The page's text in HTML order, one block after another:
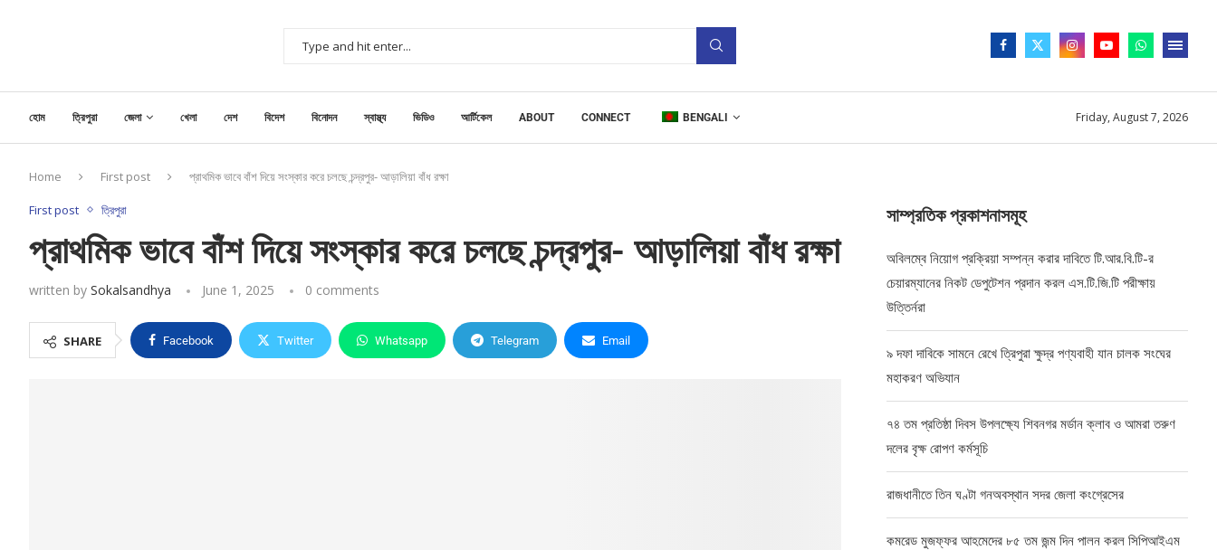
হোম ত্রিপুরা জেলা খেলা দেশ বিদেশ বিনোদন স্বাস্থ্য ভিডিও আর্টিকেল ABOUT CONNECT BENGALI Friday, August 7, 2026
Home First post প্রাথমিক ভাবে বাঁশ দিয়ে সংস্কার করে চলছে চন্দ্রপুর- আড়ালিয়া বাঁধ রক্ষা
First post ত্রিপুরা
প্রাথমিক ভাবে বাঁশ দিয়ে সংস্কার করে চলছে চন্দ্রপুর- আড়ালিয়া বাঁধ রক্ষা
written by Sokalsandhya June 1, 2025 0 comments
SHARE Facebook Twitter Whatsapp Telegram Email
সাম্প্রতিক প্রকাশনাসমূহ
অবিলম্বে নিয়োগ প্রক্রিয়া সম্পন্ন করার দাবিতে টি.আর.বি.টি-র
চেয়ারম্যানের নিকট ডেপুটেশন প্রদান করল এস.টি.জি.টি পরীক্ষায়
উত্তির্নরা
৯ দফা দাবিকে সামনে রেখে ত্রিপুরা ক্ষুদ্র পণ্যবাহী যান চালক সংঘের
মহাকরণ অভিযান
৭৪ তম প্রতিষ্ঠা দিবস উপলক্ষ্যে শিবনগর মর্ডান ক্লাব ও আমরা তরুণ
দলের বৃক্ষ রোপণ কর্মসূচি
রাজধানীতে তিন ঘণ্টা গনঅবস্থান সদর জেলা কংগ্রেসের
কমরেড মুজফ্ফর আহমেদের ৮৫ তম জন্ম দিন পালন করল সিপিআইএম